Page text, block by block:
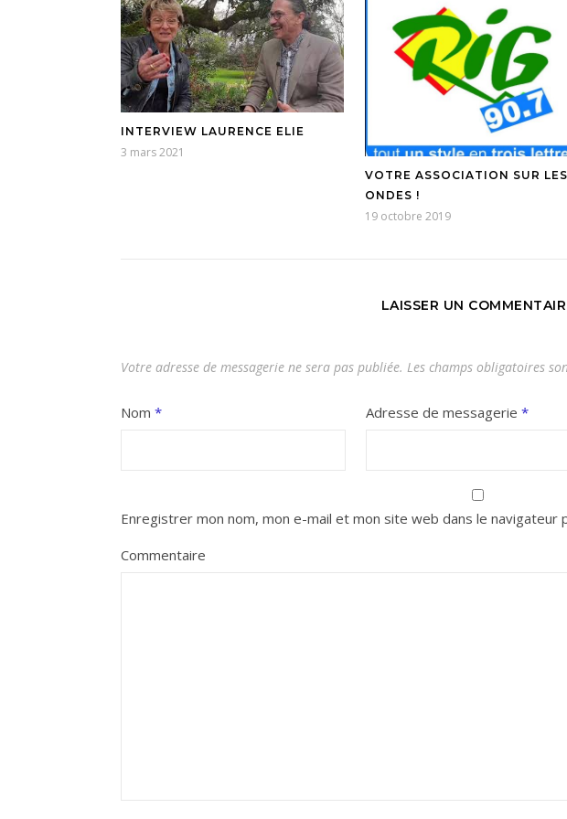
INTERVIEW LAURENCE ELIE
3 mars 2021
VOTRE ASSOCIATION SUR LES
ONDES !
19 octobre 2019
LAISSER UN
Votre adresse de messagerie ne sera pas publiée. Les champs obligatoires
Nom * Adresse de messagerie *
Enregistrer mon nom, mon e-mail et mon site web dans le navigateur
Commentaire